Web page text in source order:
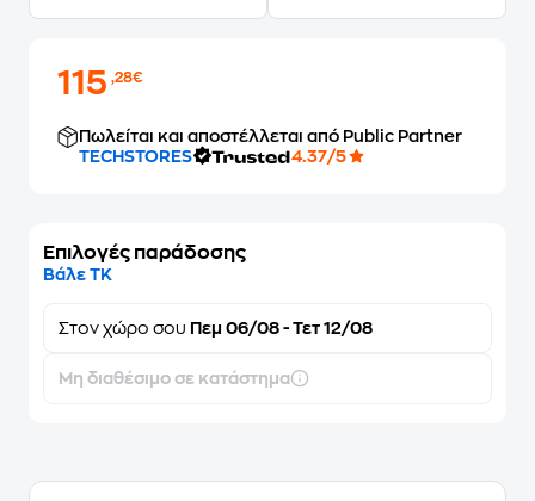
115,28€
Πωλείται και αποστέλλεται από Public Partner
TECHSTORES
4.37/5
Επιλογές παράδοσης
Βάλε ΤΚ
Στον χώρο σου Πεμ 06/08 - Τετ 12/08
Μη διαθέσιμο σε κατάστημα